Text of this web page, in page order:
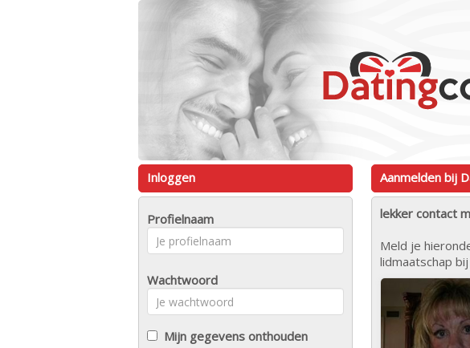
Aanmelden bij
lekker contact
Meld je
lidmaatschap
Inloggen
Profielnaam
Wachtwoord
Mijn gegevens onthouden